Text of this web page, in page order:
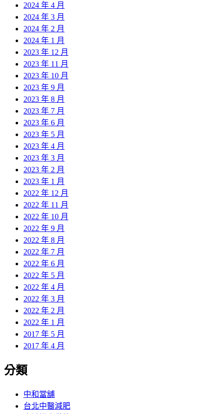
2024 年 4 月
2024 年 3 月
2024 年 2 月
2024 年 1 月
2023 年 12 月
2023 年 11 月
2023 年 10 月
2023 年 9 月
2023 年 8 月
2023 年 7 月
2023 年 6 月
2023 年 5 月
2023 年 4 月
2023 年 3 月
2023 年 2 月
2023 年 1 月
2022 年 12 月
2022 年 11 月
2022 年 10 月
2022 年 9 月
2022 年 8 月
2022 年 7 月
2022 年 6 月
2022 年 5 月
2022 年 4 月
2022 年 3 月
2022 年 2 月
2022 年 1 月
2017 年 5 月
2017 年 4 月
分類
中和當舖
台北中醫減肥